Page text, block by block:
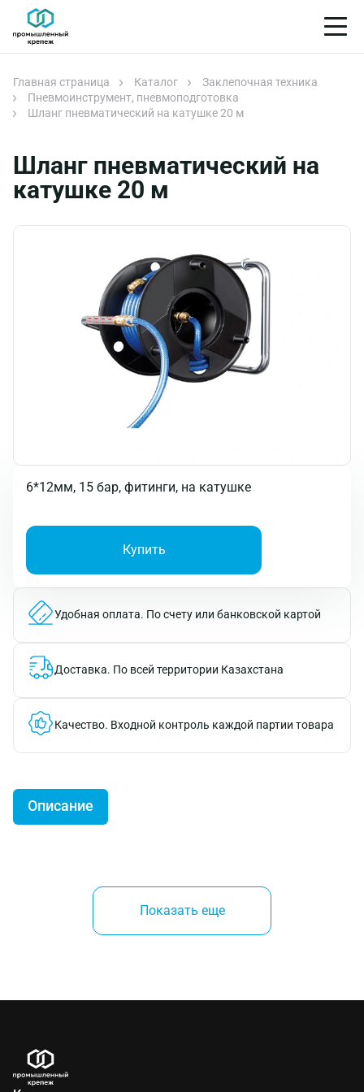
Главная страница Каталог
Заклепочная техника
Пневмоинструмент, пневмоподготовка
Шланг пневматический на катушке 20 м
Шланг пневматический на
катушке 20 м
6*12мм, 15 бар, фитинги, на катушке
Купить
Удобная оплата. По счету или банковской картой
Доставка. По всей территории Казахстана
Качество. Входной контроль каждой партии товара
Описание
Функциональныйвоздушный шланг Brennenstuhl
устойчивой катушке сделан из качественного
маслостойкого сырья. Его длина составляет
проворачивается и, следовательно, не запутывается.
С помощью соединительных разъемов можно
производить настенное монтирование. Сама
катушка сделана из ударопрочного пластика,
Показать еще